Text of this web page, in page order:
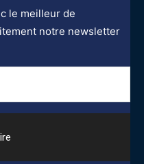
le meilleur de
notre newsletter